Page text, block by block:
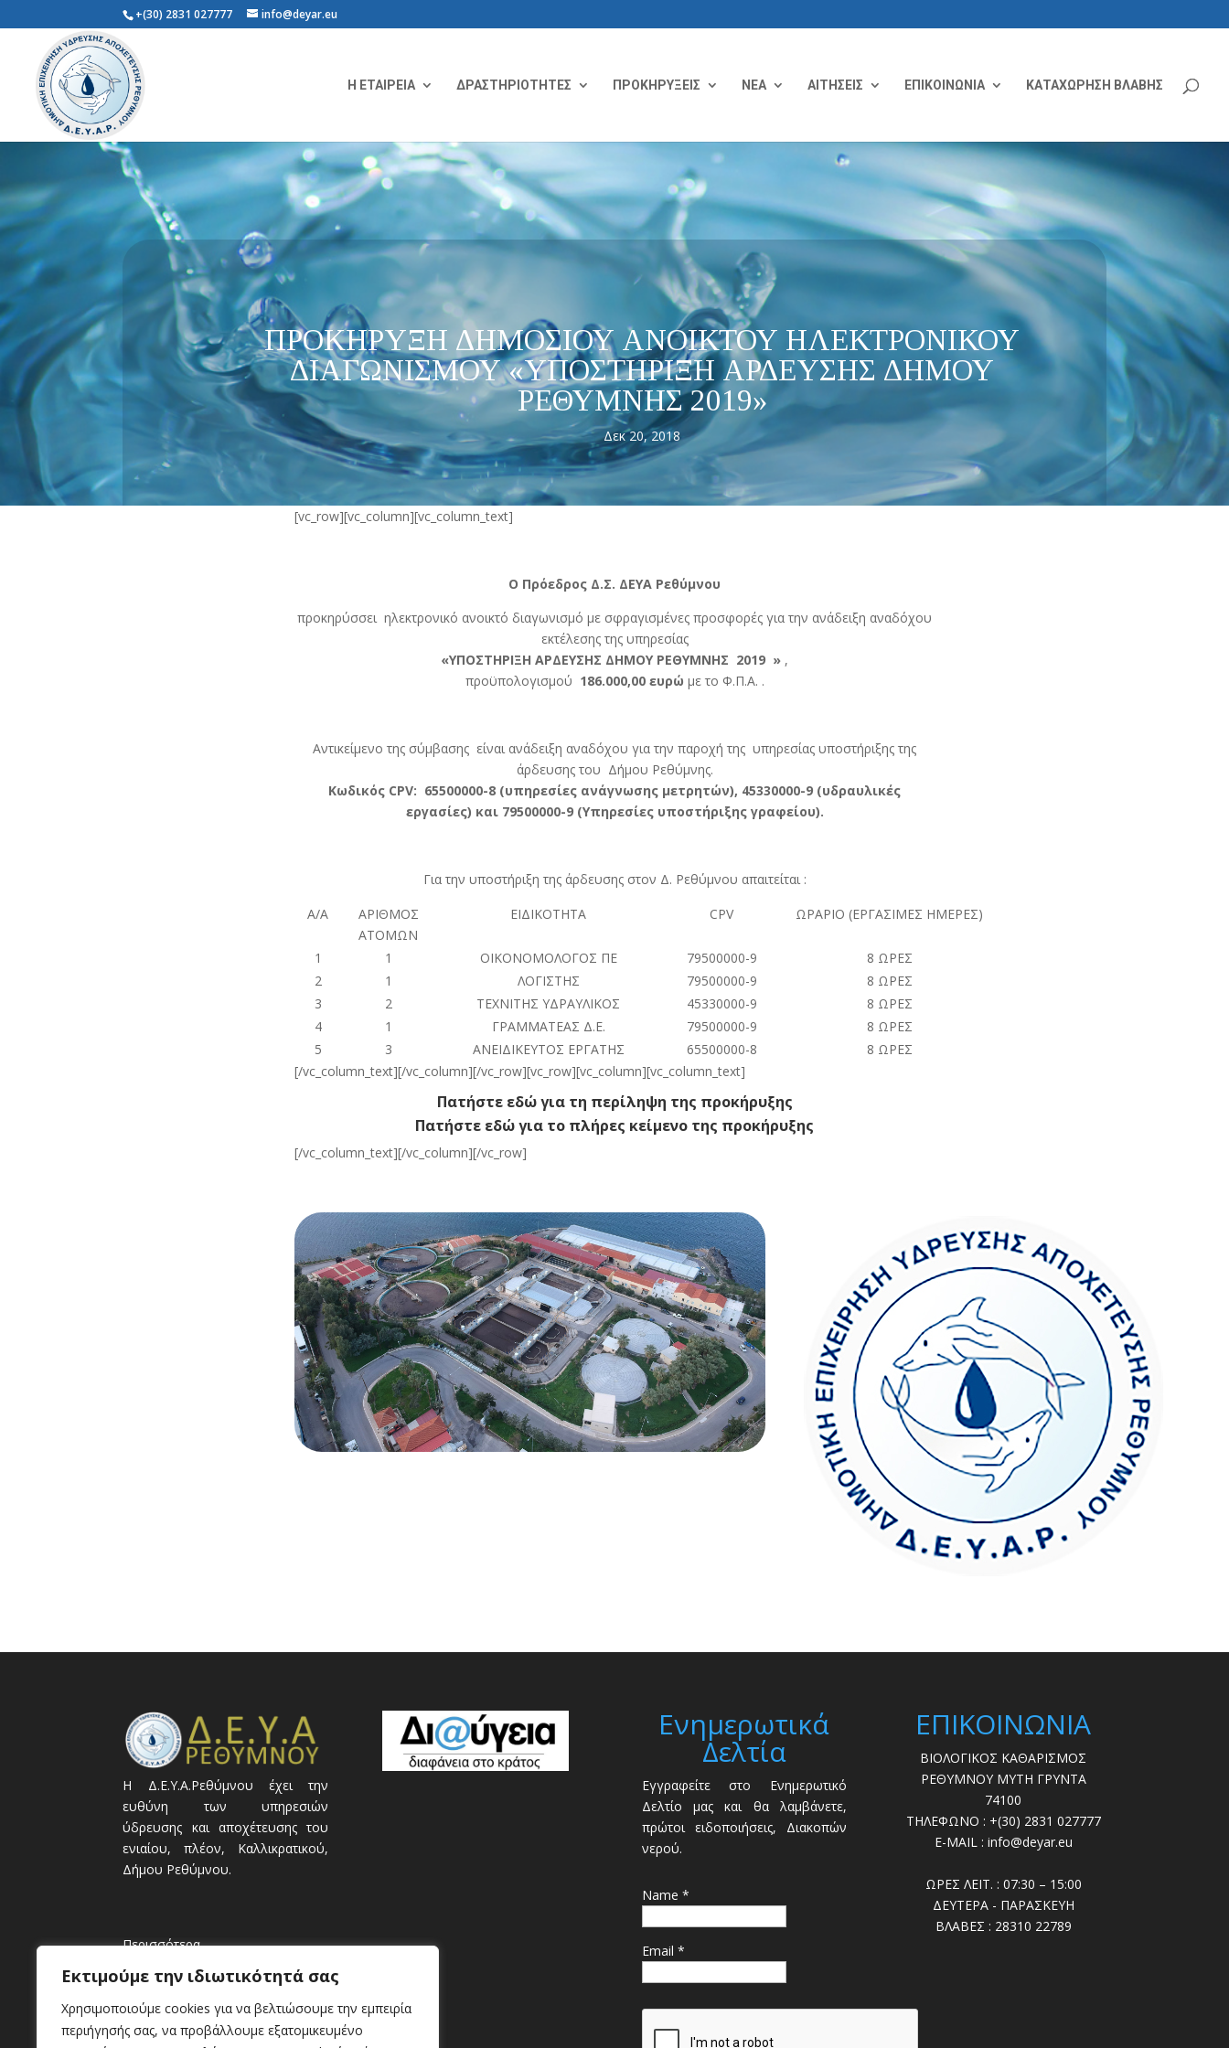
Εκτιμούμε την ιδιωτικότητά σας
Χρησιμοποιούμε cookies για να βελτιώσουμε την εμπειρία
περιήγησής σας, να προβάλλουμε εξατομικευμένο
+(30) 2831 027777 info@deyar.eu
Η ΕΤΑΙΡΕΙΑ ΔΡΑΣΤΗΡΙΟΤΗΤΕΣ ΠΡΟΚΗΡΥΞΕΙΣ ΝΕΑ ΑΙΤΗΣΕΙΣ ΕΠΙΚΟΙΝΩΝΙΑ ΚΑΤΑΧΩΡΗΣΗ ΒΛΑΒΗΣ
ΠΡΟΚΗΡΥΞΗ ΔΗΜΟΣΙΟΥ ΑΝΟΙΚΤΟΥ ΗΛΕΚΤΡΟΝΙΚΟΥ
ΔΙΑΓΩΝΙΣΜΟΥ «ΥΠΟΣΤΗΡΙΞΗ ΑΡΔΕΥΣΗΣ ΔΗΜΟΥ
ΡΕΘΥΜΝΗΣ 2019»
Δεκ 20, 2018
[vc_row][vc_column][vc_column_text]
Ο Πρόεδρος Δ.Σ. ΔΕΥΑ Ρεθύμνου
προκηρύσσει ηλεκτρονικό ανοικτό διαγωνισμό με σφραγισμένες προσφορές για την ανάδειξη αναδόχου
εκτέλεσης της υπηρεσίας
«ΥΠΟΣΤΗΡΙΞΗ ΑΡΔΕΥΣΗΣ ΔΗΜΟΥ ΡΕΘΥΜΝΗΣ 2019 » ,
προϋπολογισμού 186.000,00 ευρώ με το Φ.Π.Α. .
Αντικείμενο της σύμβασης είναι ανάδειξη αναδόχου για την παροχή της υπηρεσίας υποστήριξης της
άρδευσης του Δήμου Ρεθύμνης.
Κωδικός CPV: 65500000-8 (υπηρεσίες ανάγνωσης μετρητών), 45330000-9 (υδραυλικές
εργασίες) και 79500000-9 (Υπηρεσίες υποστήριξης γραφείου).
Για την υποστήριξη της άρδευσης στον Δ. Ρεθύμνου απαιτείται :
A/A
ΑΡΙΘΜΟΣ
ΑΤΟΜΩΝ
ΕΙΔΙΚΟΤΗΤΑ CPV ΩΡΑΡΙΟ (ΕΡΓΑΣΙΜΕΣ ΗΜΕΡΕΣ)
1 1 ΟΙΚΟΝΟΜΟΛΟΓΟΣ ΠΕ 79500000-9
8 ΩΡΕΣ
2
1 ΛΟΓΙΣΤΗΣ 79500000-9
8 ΩΡΕΣ
3
2 ΤΕΧΝΙΤΗΣ ΥΔΡΑΥΛΙΚΟΣ 45330000-9
8 ΩΡΕΣ
4
1 ΓΡΑΜΜΑΤΕΑΣ Δ.Ε. 79500000-9
8 ΩΡΕΣ
5
3 ΑΝΕΙΔΙΚΕΥΤΟΣ ΕΡΓΑΤΗΣ 65500000-8
8 ΩΡΕΣ
[/vc_column_text][/vc_column][/vc_row][vc_row][vc_column][vc_column_text]
Πατήστε εδώ για τη περίληψη της προκήρυξης
Πατήστε εδώ για το πλήρες κείμενο της προκήρυξης
[/vc_column_text][/vc_column][/vc_row]
Η Δ.Ε.Υ.Α.Ρεθύμνου έχει την
ευθύνη των υπηρεσιών
ύδρευσης και αποχέτευσης του
ενιαίου, πλέον, Καλλικρατικού,
Δήμου Ρεθύμνου.
Περισσότερα
Ενημερωτικά
Δελτία
Εγγραφείτε στο Ενημερωτικό
Δελτίο μας και θα λαμβάνετε,
πρώτοι ειδοποιήσεις, Διακοπών
νερού.
Name *
Email *
ΕΠΙΚΟΙΝΩΝΙΑ
ΒΙΟΛΟΓΙΚΟΣ ΚΑΘΑΡΙΣΜΟΣ
ΡΕΘΥΜΝΟΥ ΜΥΤΗ ΓΡΥΝΤΑ
74100
ΤΗΛΕΦΩΝΟ : +(30) 2831 027777
E-MAIL : info@deyar.eu
ΩΡΕΣ ΛΕΙΤ. : 07:30 – 15:00
ΔΕΥΤΕΡΑ - ΠΑΡΑΣΚΕΥΗ
ΒΛΑΒΕΣ : 28310 22789